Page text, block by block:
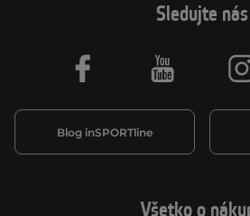
Sledujte nás
Blog inSPORTline
Facebook Youtube